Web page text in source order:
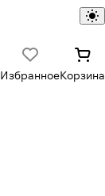
ИзбранноеКорзина